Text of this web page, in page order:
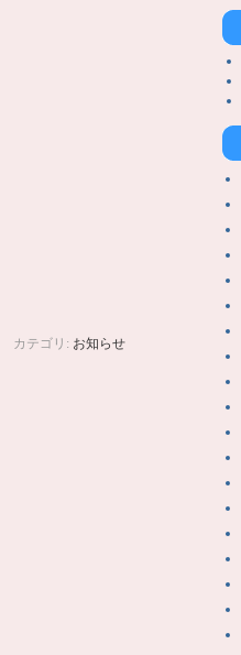
カテゴリ: お知らせ